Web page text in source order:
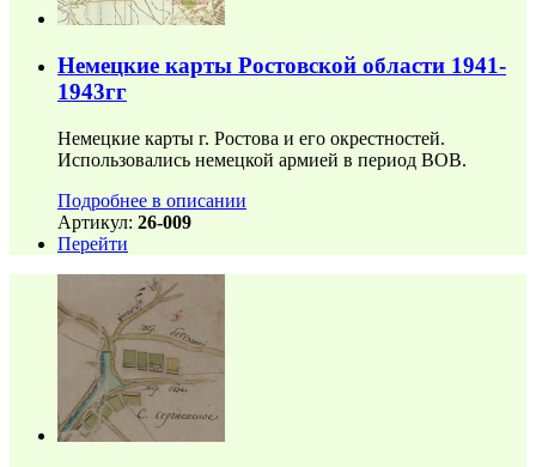
Немецкие карты Ростовской области 1941-
1943гг
Немецкие карты г. Ростова и его окрестностей.
Использовались немецкой армией в период ВОВ.
Подробнее в описании
Артикул: 26-009
Перейти